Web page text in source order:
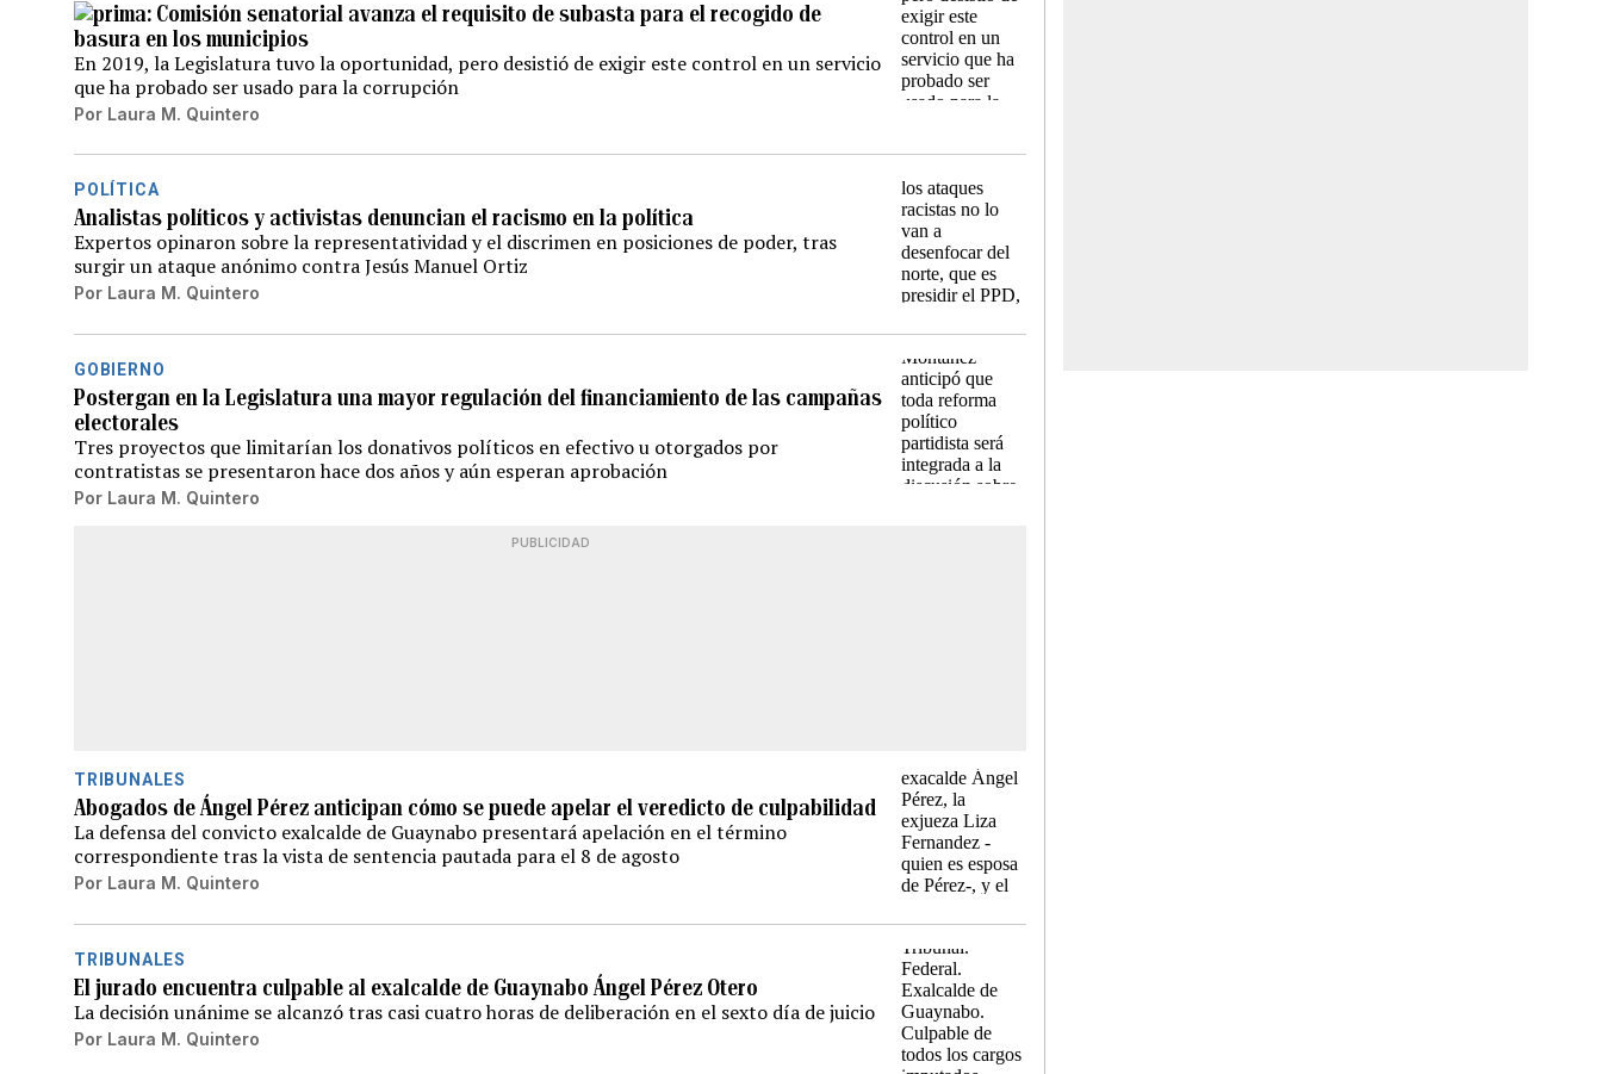
Comisión senatorial avanza el requisito de subasta para el recogido de
basura en los municipios
En 2019, la Legislatura tuvo la oportunidad, pero desistió de exigir este control en un servicio
que ha probado ser usado para la corrupción
Por Laura M. Quintero
POLÍTICA
Analistas políticos y activistas denuncian el racismo en la política
Expertos opinaron sobre la representatividad y el discrimen en posiciones de poder, tras
surgir un ataque anónimo contra Jesús Manuel Ortiz
Por Laura M. Quintero
GOBIERNO
Postergan en la Legislatura una mayor regulación del financiamiento de las campañas
electorales
Tres proyectos que limitarían los donativos políticos en efectivo u otorgados por
contratistas se presentaron hace dos años y aún esperan aprobación
Por Laura M. Quintero
PUBLICIDAD
TRIBUNALES
Abogados de Ángel Pérez anticipan cómo se puede apelar el veredicto de culpabilidad
La defensa del convicto exalcalde de Guaynabo presentará apelación en el término
correspondiente tras la vista de sentencia pautada para el 8 de agosto
Por Laura M. Quintero
TRIBUNALES
El jurado encuentra culpable al exalcalde de Guaynabo Ángel Pérez Otero
La decisión unánime se alcanzó tras casi cuatro horas de deliberación en el sexto día de juicio
Por Laura M. Quintero